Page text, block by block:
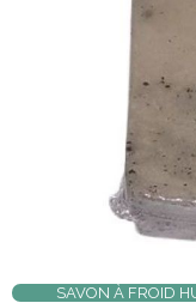
SAVON À FROID